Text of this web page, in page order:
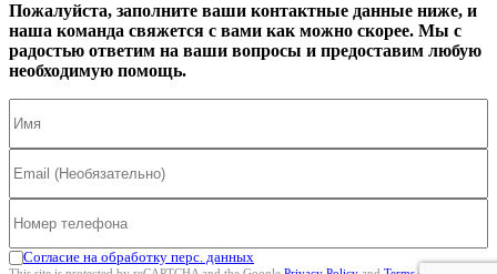
Пожалуйста, заполните ваши контактные данные ниже, и
наша команда свяжется с вами как можно скорее. Мы с
радостью ответим на ваши вопросы и предоставим любую
необходимую помощь.
Согласие на обработку перс. данных